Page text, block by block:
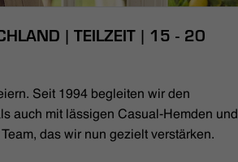
| TEILZEIT | 15 - 20
Seit 1994 begleiten wir den
auch mit lässigen Casual-Hemden und
das wir nun gezielt verstärken.